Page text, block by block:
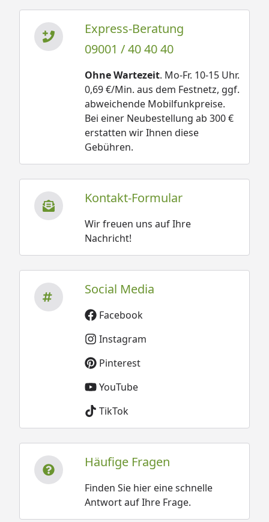
Express-Beratung
09001 / 40 40 40
Ohne Wartezeit. Mo-Fr. 10-15 Uhr.
0,69 €/Min. aus dem Festnetz, ggf.
abweichende Mobilfunkpreise.
Bei einer Neubestellung ab 300 €
erstatten wir Ihnen diese
Gebühren.
Kontakt-Formular
Wir freuen uns auf Ihre
Nachricht!
Social Media
Facebook
Instagram
Pinterest
YouTube
TikTok
Häufige Fragen
Finden Sie hier eine schnelle
Antwort auf Ihre Frage.